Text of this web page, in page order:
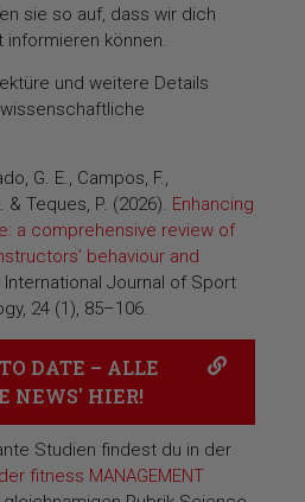
sie so auf, dass wir dich
können.
und weitere Details
G. E., Campos, F.,
Teques, P. (2026). Enhancing
a comprehensive review of
behaviour and
International Journal of Sport
24 (1), 85–106.
DATE – ALLE
NEWS' HIER!
Studien findest du in der
fitness MANAGEMENT